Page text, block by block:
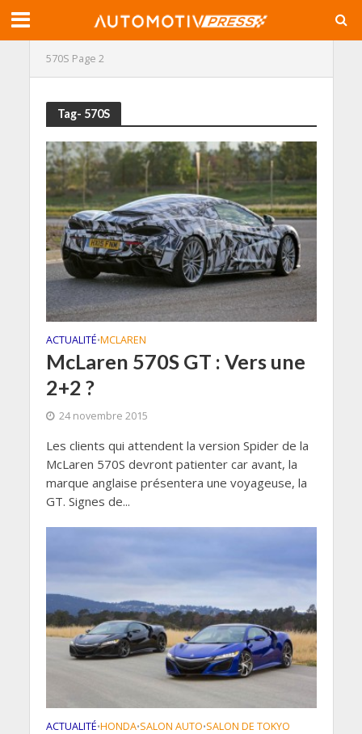
570S Page 2
Tag- 570S
ACTUALITÉ•MCLAREN
McLaren 570S GT : Vers une
2+2 ?
24 novembre 2015
Les clients qui attendent la version Spider de la
McLaren 570S devront patienter car avant, la
marque anglaise présentera une voyageuse, la
GT. Signes de...
ACTUALITÉ•HONDA•SALON AUTO•SALON DE TOKYO